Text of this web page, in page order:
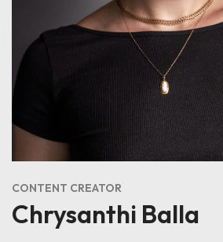
CONTENT CREATOR
Chrysanthi Balla